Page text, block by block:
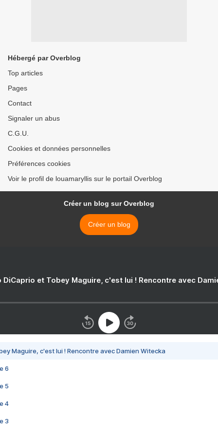
Hébergé par Overblog
Top articles
Pages
Contact
Signaler un abus
C.G.U.
Cookies et données personnelles
Préférences cookies
Voir le profil de louamaryllis sur le portail Overblog
Créer un blog sur Overblog
Créer un blog
DiCaprio et Tobey Maguire, c'est lui ! Rencontre avec
Maguire, c'est lui ! Rencontre avec Damien Witecka
6
5
4
3